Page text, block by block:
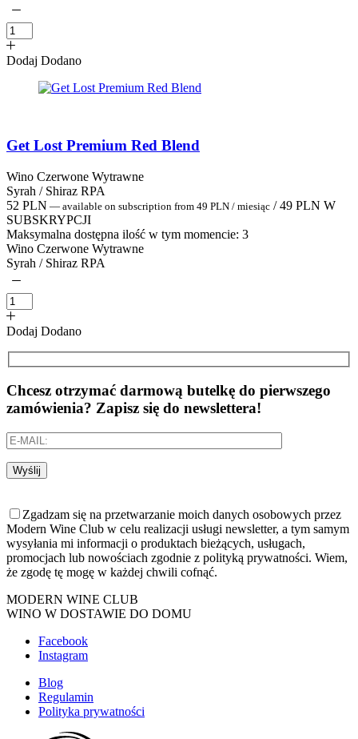
Dodaj Dodano
Get Lost Premium Red Blend
Wino Czerwone Wytrawne
Syrah / Shiraz RPA
52 PLN — available on subscription from 49 PLN / miesiąc / 49 PLN W
SUBSKRYPCJI
Maksymalna dostępna ilość w tym momencie: 3
Wino Czerwone Wytrawne
Syrah / Shiraz RPA
Dodaj Dodano
Chcesz otrzymać darmową butelkę do pierwszego
zamówienia? Zapisz się do newslettera!
Wyślij
Zgadzam się na przetwarzanie moich danych osobowych przez
Modern Wine Club w celu realizacji usługi newsletter, a tym samym
wysyłania mi informacji o produktach bieżących, usługach,
promocjach lub nowościach zgodnie z polityką prywatności. Wiem,
że zgodę tę mogę w każdej chwili cofnąć.
MODERN WINE CLUB
WINO W DOSTAWIE DO DOMU
Facebook
Instagram
Blog
Regulamin
Polityka prywatności